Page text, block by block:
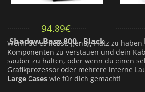
94.89€
Shadow Base 800 - Black
Wenn du es liebst, genug Platz zu
Komponenten zu verstauen und dein
sauber zu halten, oder wenn du einen
Grafikprozessor oder mehrere interne
Large Cases wie für dich gemacht!